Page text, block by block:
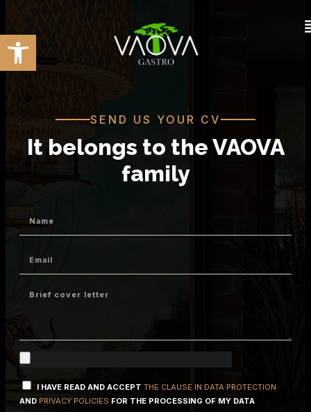
Open toolbar
SEND US YOUR CV
It belongs to the VAOVA
family
I HAVE READ AND ACCEPT THE CLAUSE IN DATA PROTECTION
AND PRIVACY POLICIES FOR THE PROCESSING OF MY DATA